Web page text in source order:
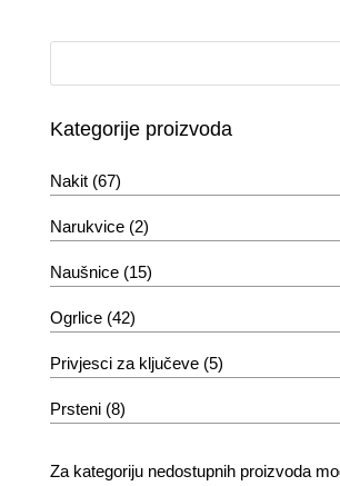
Kategorije proizvoda
Nakit (67)
Narukvice (2)
Naušnice (15)
Ogrlice (42)
Privjesci za ključeve (5)
Prsteni (8)
Za kategoriju nedostupnih proizvoda